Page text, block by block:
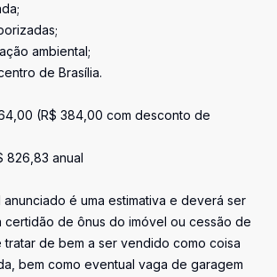
ambiental;
de Brasília.
(R$ 384,00 com desconto de
826,83 anual
é uma estimativa e deverá ser
certidão de ônus do imóvel ou cessão de
tratar de bem a ser vendido como coisa
bem como eventual vaga de garagem